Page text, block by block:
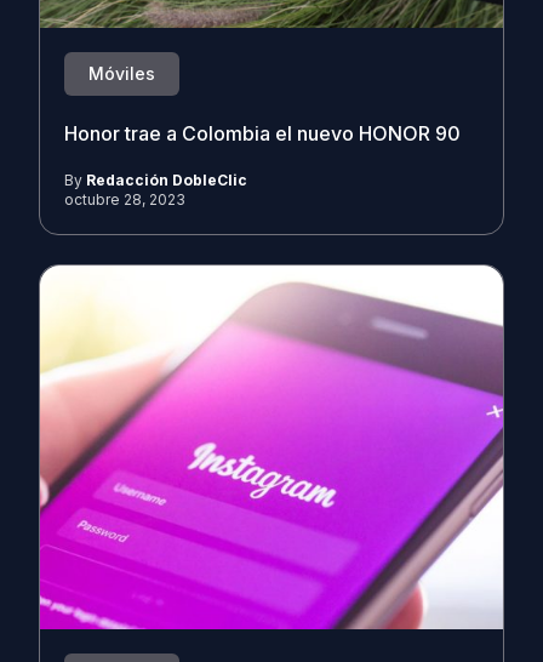
Móviles
Honor trae a Colombia el nuevo HONOR 90
By Redacción DobleClic
octubre 28, 2023